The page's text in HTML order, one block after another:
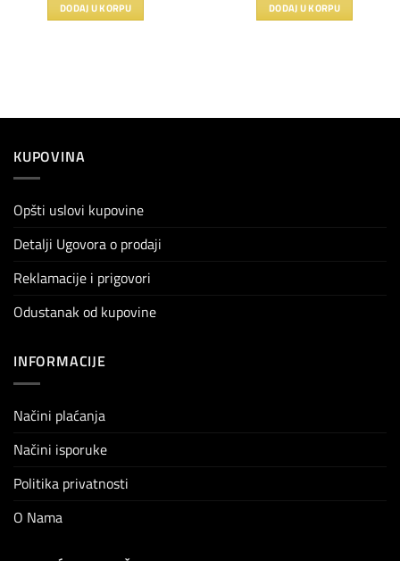
DODAJ U KORPU DODAJ U KORPU
KUPOVINA
Opšti uslovi kupovine
Detalji Ugovora o prodaji
Reklamacije i prigovori
Odustanak od kupovine
INFORMACIJE
Načini plaćanja
Načini isporuke
Politika privatnosti
O Nama